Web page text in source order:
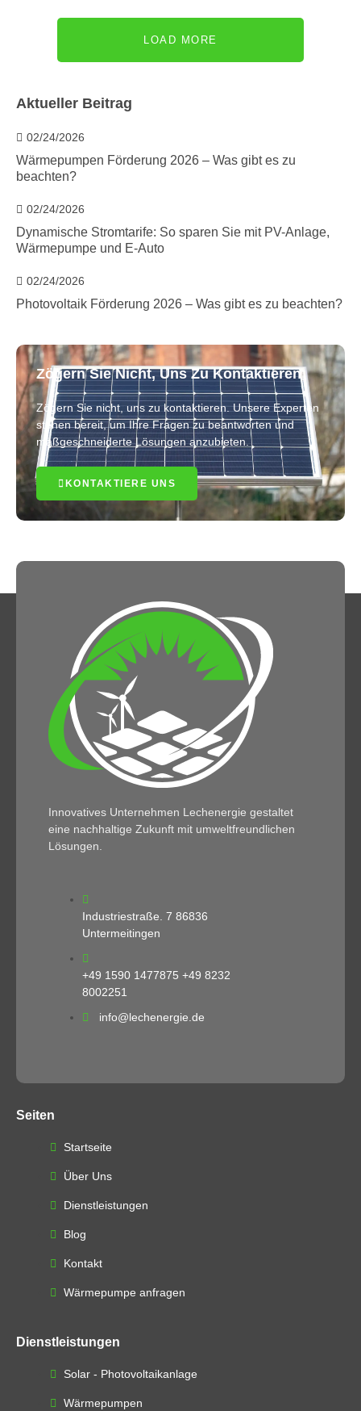
LOAD MORE
Aktueller Beitrag
02/24/2026
Wärmepumpen Förderung 2026 – Was gibt es zu
beachten?
02/24/2026
Dynamische Stromtarife: So sparen Sie mit PV-Anlage,
Wärmepumpe und E-Auto
02/24/2026
Photovoltaik Förderung 2026 – Was gibt es zu beachten?
Zögern Sie Nicht, Uns Zu Kontaktieren
Zögern Sie nicht, uns zu kontaktieren. Unsere Experten
stehen bereit, um Ihre Fragen zu beantworten und
maßgeschneiderte Lösungen anzubieten.
KONTAKTIERE UNS
Innovatives Unternehmen Lechenergie gestaltet
eine nachhaltige Zukunft mit umweltfreundlichen
Lösungen.
Industriestraße. 7 86836
Untermeitingen
+49 1590 1477875 +49 8232
8002251
info@lechenergie.de
Seiten
Startseite
Über Uns
Dienstleistungen
Blog
Kontakt
Wärmepumpe anfragen
Dienstleistungen
Solar - Photovoltaikanlage
Wärmepumpen